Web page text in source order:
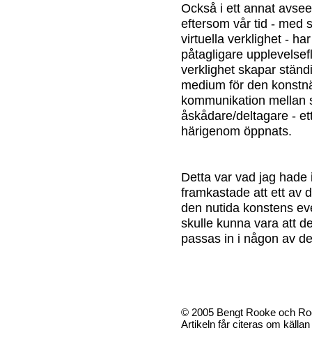
Också i ett annat
eftersom vår tid - med
virtuella verklighet -
påtagligare
verklighet skapar
medium för den
kommunikation mellan
åskådare/deltagare -
härigenom öppnats.
Detta var vad jag
framkastade att ett av
den nutida konstens
skulle kunna vara att
passas in i någon av
© 2005 Bengt Rooke och
Artikeln får citeras om